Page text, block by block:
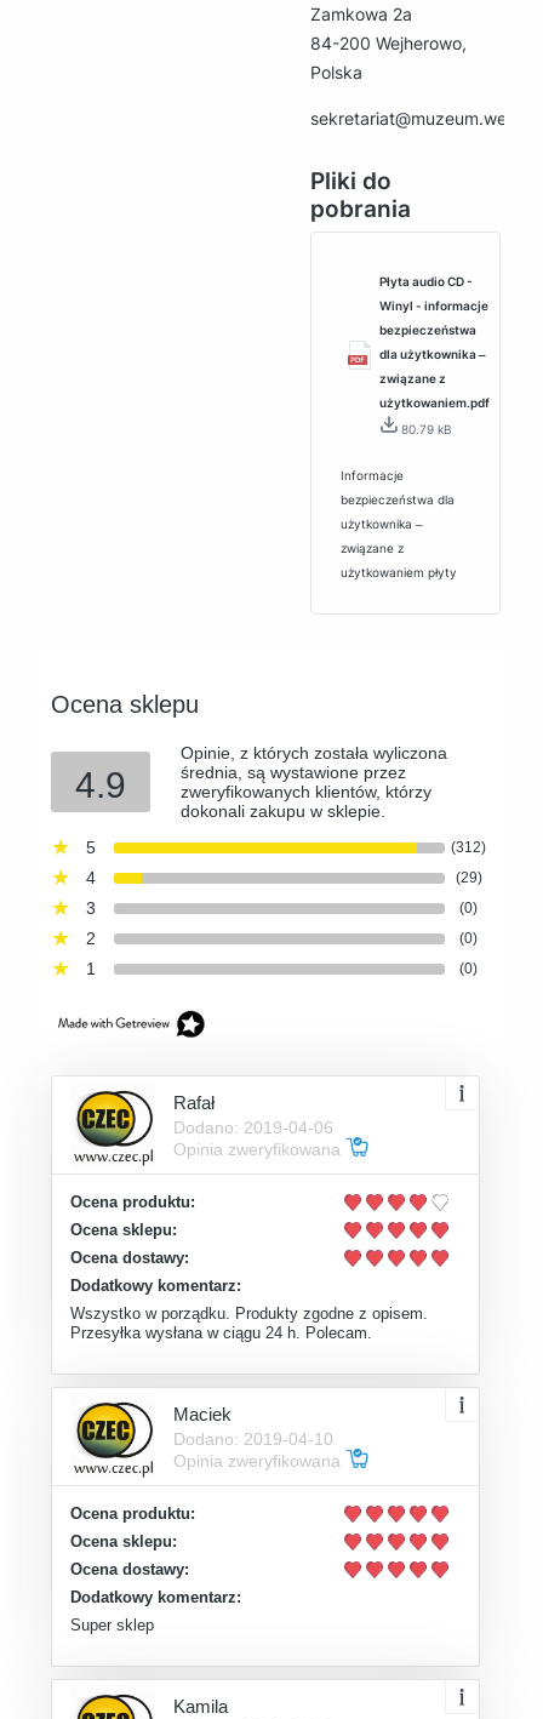
Zamkowa 2a
84-200 Wejherowo,
Polska
Pliki do
pobrania
Płyta audio CD -
Winyl - informacje
bezpieczeństwa
dla użytkownika ‒
związane z
użytkowaniem.pdf
80.79 kB
Informacje
bezpieczeństwa dla
użytkownika ‒
związane z
użytkowaniem płyty
Ocena sklepu
4.9
Opinie, z których została wyliczona
średnia, są wystawione przez
zweryfikowanych klientów, którzy
dokonali zakupu w sklepie.
5
(312)
4 (29)
3 (0)
2 (0)
1 (0)
Rafał
Dodano: 2019-04-06
Opinia zweryfikowana
Ocena produktu:
Ocena sklepu:
Ocena dostawy:
Dodatkowy komentarz:
Wszystko w porządku. Produkty zgodne z opisem.
Przesyłka wysłana w ciągu 24 h. Polecam.
Maciek
Dodano: 2019-04-10
Opinia zweryfikowana
Ocena produktu:
Ocena sklepu:
Ocena dostawy:
Dodatkowy komentarz:
Super sklep
Kamila